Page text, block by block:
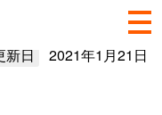
新日 2021年1月21日